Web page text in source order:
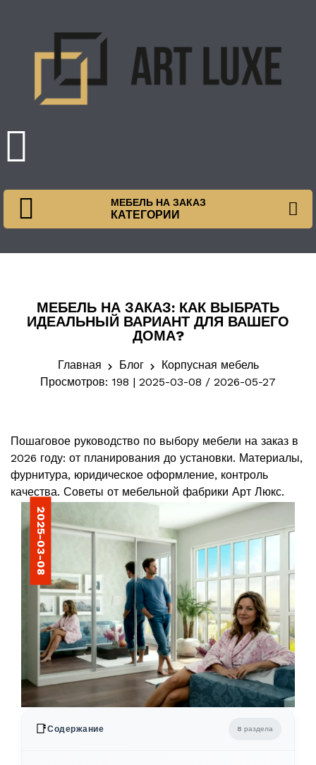
МЕБЕЛЬ НА ЗАКАЗ
КАТЕГОРИИ
МЕБЕЛЬ НА ЗАКАЗ: КАК ВЫБРАТЬ
ИДЕАЛЬНЫЙ ВАРИАНТ ДЛЯ ВАШЕГО
ДОМА?
Главная Блог
Корпусная мебель
Просмотров: 198 | 2025-03-08 / 2026-05-27
Пошаговое руководство по выбору мебели на заказ в
2026 году: от планирования до установки. Материалы,
фурнитура, юридическое оформление, контроль
качества. Советы от мебельной фабрики Арт Люкс.
2025-03-08
📑Содержание 8 раздела